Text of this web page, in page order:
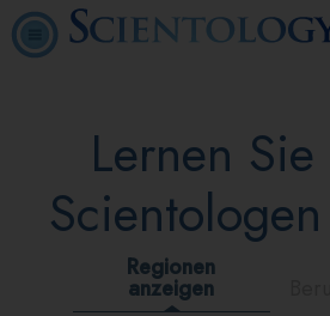
Lernen
Regionen
anzeigen